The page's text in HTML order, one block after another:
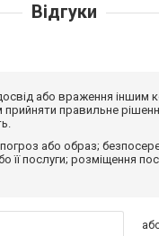
Відгуки
або враження
правильне
або образ;
її послуги; розміщення